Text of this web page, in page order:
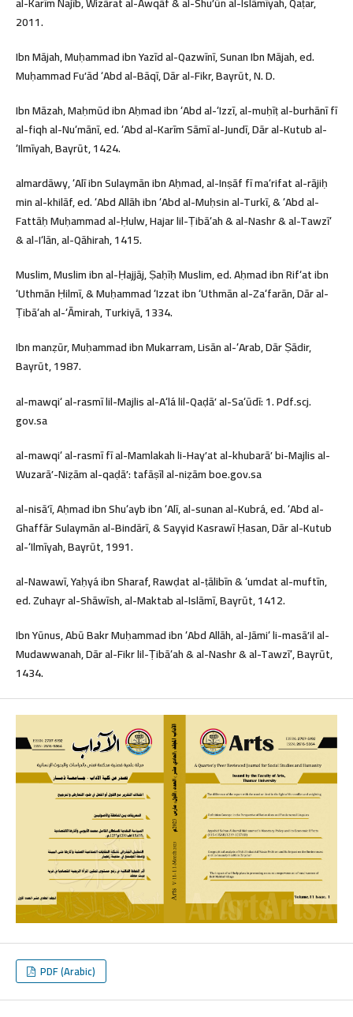
2011.
Ibn Mājah, Muḥammad ibn Yazīd al-Qazwīnī, Sunan Ibn Mājah, ed.
Muḥammad Fuʼād ʻAbd al-Bāqī, Dār al-Fikr, Bayrūt, N. D.
Ibn Māzah, Maḥmūd ibn Aḥmad ibn ʻAbd al-ʻIzzī, al-muḥīṭ al-burhānī fī
al-fiqh al-Nuʻmānī, ed. ʻAbd al-Karīm Sāmī al-Jundī, Dār al-Kutub al-
ʻIlmīyah, Bayrūt, 1424.
almardāwy, ʻAlī ibn Sulaymān ibn Aḥmad, al-Inṣāf fī maʻrifat al-rājiḥ
min al-khilāf, ed. ʻAbd Allāh ibn ʻAbd al-Muḥsin al-Turkī, & ʻAbd al-
Fattāḥ Muḥammad al-Ḥulw, Hajar lil-Ṭibāʻah & al-Nashr & al-Tawzīʻ
& al-Iʻlān, al-Qāhirah, 1415.
Muslim, Muslim ibn al-Ḥajjāj, Ṣaḥīḥ Muslim, ed. Aḥmad ibn Rifʻat ibn
ʻUthmān Ḥilmī, & Muḥammad ʻIzzat ibn ʻUthmān al-Zaʻfarān, Dār al-
Ṭibāʻah al-ʻĀmirah, Turkiyā, 1334.
Ibn manẓūr, Muḥammad ibn Mukarram, Lisān al-ʻArab, Dār Ṣādir,
Bayrūt, 1987.
al-mawqiʻ al-rasmī lil-Majlis al-Aʻlá lil-Qaḍāʼ al-Saʻūdī: 1. Pdf.scj.
gov.sa
al-mawqiʻ al-rasmī fī al-Mamlakah li-Hayʼat al-khubarāʼ bi-Majlis al-
Wuzarāʼ-Niẓām al-qaḍāʼ: tafāṣīl al-niẓām boe.gov.sa
al-nisāʼī, Aḥmad ibn Shuʻayb ibn ʻAlī, al-sunan al-Kubrá, ed. ʻAbd al-
Ghaffār Sulaymān al-Bindārī, & Sayyid Kasrawī Ḥasan, Dār al-Kutub
al-ʻIlmīyah, Bayrūt, 1991.
al-Nawawī, Yaḥyá ibn Sharaf, Rawḍat al-ṭālibīn & ʻumdat al-muftīn,
ed. Zuhayr al-Shāwīsh, al-Maktab al-Islāmī, Bayrūt, 1412.
Ibn Yūnus, Abū Bakr Muḥammad ibn ʻAbd Allāh, al-Jāmiʻ li-masāʼil al-
Mudawwanah, Dār al-Fikr lil-Ṭibāʻah & al-Nashr & al-Tawzīʻ, Bayrūt,
1434.
PDF (Arabic)